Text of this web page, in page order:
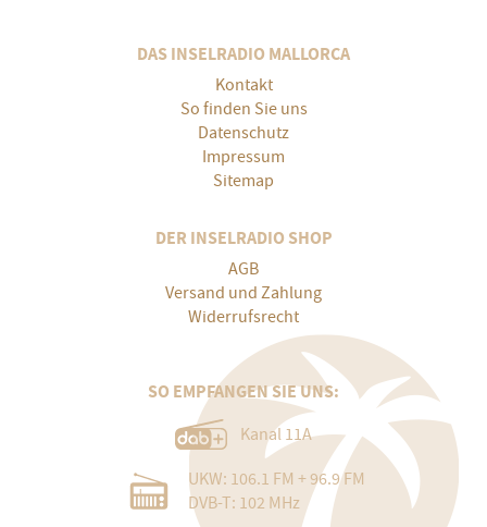
DAS INSELRADIO MALLORCA
Kontakt
So finden Sie uns
Datenschutz
Impressum
Sitemap
DER INSELRADIO SHOP
AGB
Versand und Zahlung
Widerrufsrecht
SO EMPFANGEN SIE UNS:
Kanal 11A
UKW: 106.1 FM + 96.9 FM
DVB-T: 102 MHz